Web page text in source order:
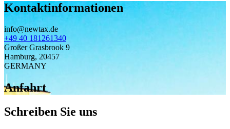
Kontaktinformationen
info@newtax.de
+49 40 181261340
Großer Grasbrook 9
Hamburg, 20457
GERMANY
Anfahrt
Schreiben Sie uns